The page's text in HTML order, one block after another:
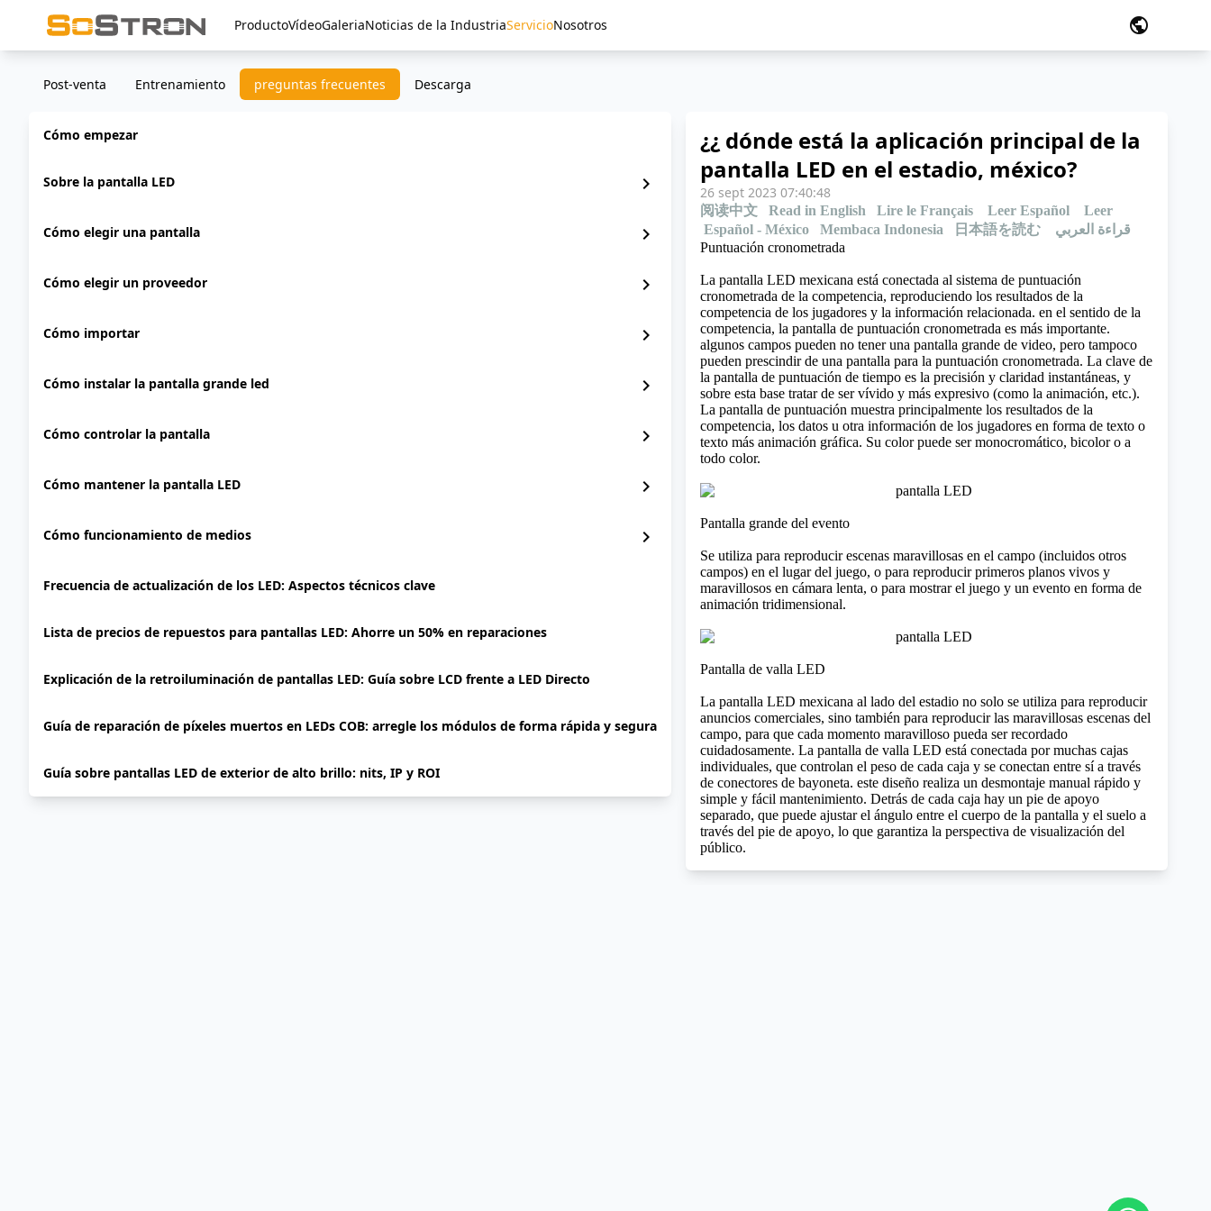
ProductoVídeoGaleriaNoticias de la IndustriaServicioNosotros public
Post-venta Entrenamiento preguntas frecuentes Descarga
Cómo empezar
Sobre la pantalla LED chevron_right
Cómo elegir una pantalla chevron_right
Cómo elegir un proveedor chevron_right
Cómo importar chevron_right
Cómo instalar la pantalla grande led chevron_right
Cómo controlar la pantalla chevron_right
Cómo mantener la pantalla LED chevron_right
Cómo funcionamiento de medios chevron_right
Frecuencia de actualización de los LED: Aspectos técnicos clave
Lista de precios de repuestos para pantallas LED: Ahorre un 50% en reparaciones
Explicación de la retroiluminación de pantallas LED: Guía sobre LCD frente a LED Directo
Guía de reparación de píxeles muertos en LEDs COB: arregle los módulos de forma rápida y segura
Guía sobre pantallas LED de exterior de alto brillo: nits, IP y ROI
¿¿ dónde está la aplicación principal de la
pantalla LED en el estadio, méxico?
26 sept 2023 07:40:48
阅读中文 Read in English Lire le Français Leer Español
Leer
Español - México
Membaca Indonesia 日本語を読む
قراءة العربي
Puntuación cronometrada
La pantalla LED mexicana está conectada al sistema de puntuación
cronometrada de la competencia, reproduciendo los resultados de la
competencia de los jugadores y la información relacionada. en el sentido de la
competencia, la pantalla de puntuación cronometrada es más importante.
algunos campos pueden no tener una pantalla grande de video, pero tampoco
pueden prescindir de una pantalla para la puntuación cronometrada. La clave de
la pantalla de puntuación de tiempo es la precisión y claridad instantáneas, y
sobre esta base tratar de ser vívido y más expresivo (como la animación, etc.).
La pantalla de puntuación muestra principalmente los resultados de la
competencia, los datos u otra información de los jugadores en forma de texto o
texto más animación gráfica. Su color puede ser monocromático, bicolor o a
todo color.
Pantalla grande del evento
Se utiliza para reproducir escenas maravillosas en el campo (incluidos otros
campos) en el lugar del juego, o para reproducir primeros planos vivos y
maravillosos en cámara lenta, o para mostrar el juego y un evento en forma de
animación tridimensional.
Pantalla de valla LED
La pantalla LED mexicana al lado del estadio no solo se utiliza para reproducir
anuncios comerciales, sino también para reproducir las maravillosas escenas del
campo, para que cada momento maravilloso pueda ser recordado
cuidadosamente. La pantalla de valla LED está conectada por muchas cajas
individuales, que controlan el peso de cada caja y se conectan entre sí a través
de conectores de bayoneta. este diseño realiza un desmontaje manual rápido y
simple y fácil mantenimiento. Detrás de cada caja hay un pie de apoyo
separado, que puede ajustar el ángulo entre el cuerpo de la pantalla y el suelo a
través del pie de apoyo, lo que garantiza la perspectiva de visualización del
público.